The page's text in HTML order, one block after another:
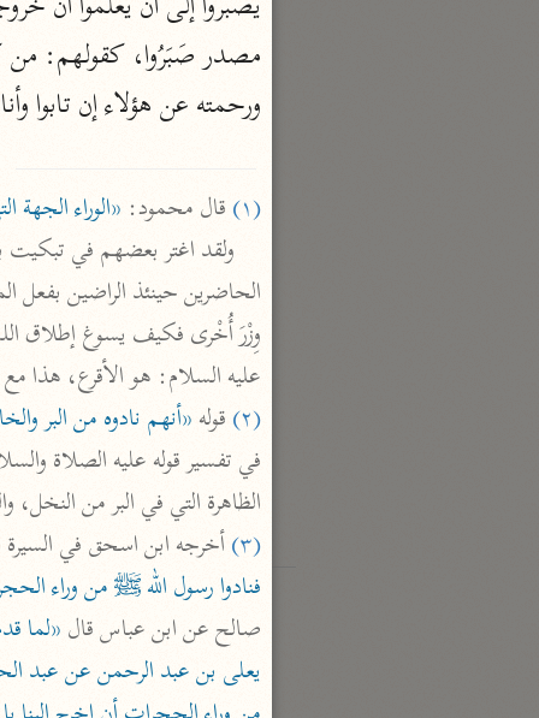
السمرقندي (٣٧٣ هـ)
نحو ٥ مجلدات
الكشف والبيان
ورحمته عن هؤلاء إن تابوا
(١) قال محمود: «الوراء
عليه السلام: هو الأقرع، هذا
(٢)
قوله «أنهم نادوه من البر
في تفسير قوله عليه الصلاة
الظاهرة التي في البر من
(٣)
أخرجه ابن اسحق في
فنادوا رسول الله ﷺ من وراء
صالح عن ابن عباس قال